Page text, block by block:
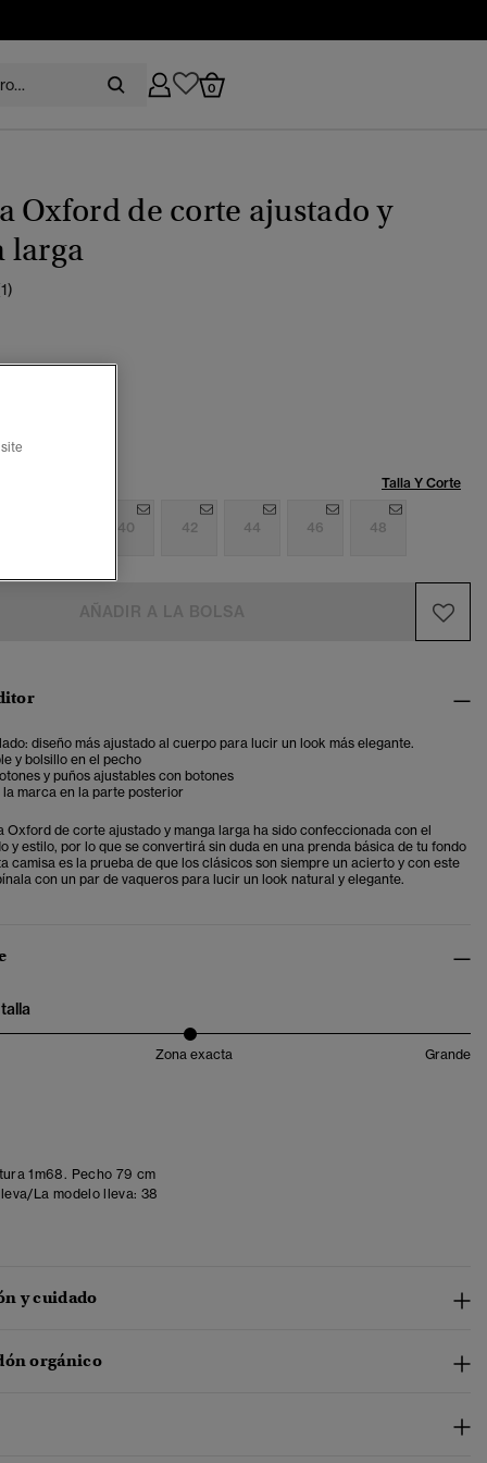
0
Oxford de corte ajustado y
larga
Talla Y Corte
40 42 44 46 48
diseño más ajustado al cuerpo para lucir un look más elegante .
y bolsillo en el pecho
y puños ajustables con botones
la marca en la parte posterior
Oxford de corte ajustado y manga larga ha sido confeccionada con el
y estilo, por lo que se convertirá sin duda en una prenda básica de tu fondo
camisa es la prueba de que los clásicos son siempre un acierto y con este
con un par de vaqueros para lucir un look natural y elegante.
Zona exacta Grande
1m68. Pecho 79 cm
La modelo lleva: 38
y cuidado
orgánico